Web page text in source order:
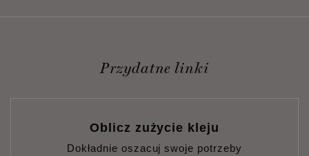
Przydatne linki
Oblicz zużycie kleju
Dokładnie oszacuj swoje potrzeby